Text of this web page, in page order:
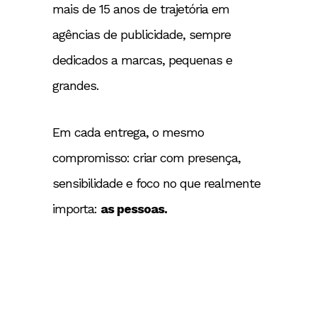
mais de 15 anos de trajetória em
agências de publicidade, sempre
dedicados a marcas, pequenas e
grandes.
Em cada entrega, o mesmo
compromisso: criar com presença,
sensibilidade e foco no que realmente
importa: as pessoas.